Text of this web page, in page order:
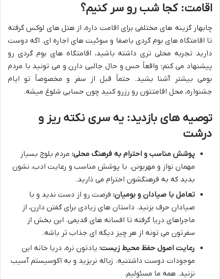
اقامت: کجا شب رو سر کنیم؟
چابهار گزینه های مختلفی برای اقامت داره، از هتل های لوکس گرفته
تا اقامتگاه های بوم گردی باصفا و سوئیت های اجاره ای. اگه دوست
دارید تجربه محلی تری داشته باشید، اقامتگاه های بوم گردی رو
پیشنهاد می کنم؛ واقعاً حس و حال جالبی دارن و می تونید با مردم
بومی بیشتر آشنا بشید. حتماً قبل از سفر و مخصوصاً تو ایام
جشنواره، محل اقامتتون رو رزرو کنید چون حسابی شلوغ میشه.
توصیه های بازدید: یه سری نکته ریز و
درشت
پوشش مناسب و احترام به فرهنگ محلی: مردم بلوچ بسیار
مهمان نواز و مهربونن. با پوشش مناسب و رعایت ادب، نشون
بدید که به فرهنگشون احترام می ذارید.
تعامل با صیادان و بومیان: فرصت رو از دست ندید و با
صیادان حرف بزنید. داستان های زیادی برای گفتن دارن، از
ماجراهای دریا گرفته تا افسانه های قدیمی. این بخش از
سفرتون می تونه از هر چیز دیگه ای جذاب تر باشه.
رعایت اصول حفظ محیط زیست: یادتون نره، دریا خانه این
موجودات دوست داشتنیه. زباله نریزید و به اکوسیستم آسیب
نزنید. همه ما مسئولیم.